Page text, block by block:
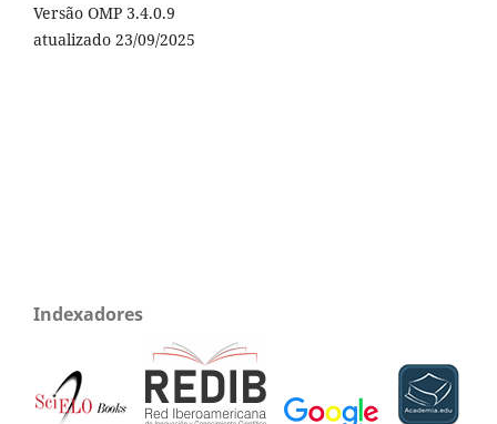
Versão OMP 3.4.0.9
atualizado 23/09/2025
Indexadores